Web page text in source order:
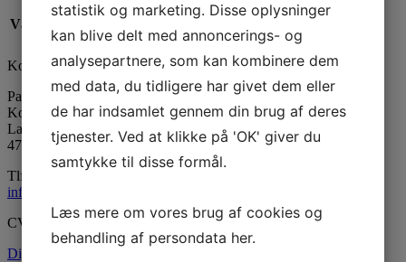
Vægt
1 kg til gennemfarvning, 1 kg til overdypning, 30 g til
gennemfarvning, 30 g til overdypning
Kontaktinformation
Paraffinhuset A/S
Kontor: Orevej 211
Lager: Tandhjulet 5
4760 Vordingborg
Tlf:
55 34 05 05
info@paraffinhuset.dk
CVR: 37290505
Digital fortrydelsesformular
statistik og marketing. Disse oplysninger
kan blive delt med annoncerings- og
analysepartnere, som kan kombinere dem
med data, du tidligere har givet dem eller
de har indsamlet gennem din brug af deres
tjenester. Ved at klikke på 'OK' giver du
samtykke til disse formål.
Læs mere om vores brug af cookies og
behandling af persondata her.